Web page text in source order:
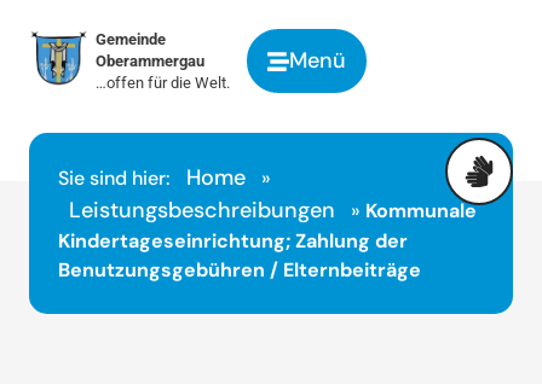
springen
Gemeinde
Oberammergau
…offen für die Welt.
Menü
Sie sind hier: Home »
Leistungsbeschreibungen » Kommunale
Kindertageseinrichtung; Zahlung der
Benutzungsgebühren / Elternbeiträge